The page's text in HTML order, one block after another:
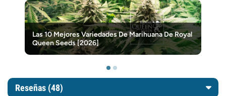
Las 10 Mejores Variedades De Marihuana De Royal
Queen Seeds [2026]
Reseñas (48)